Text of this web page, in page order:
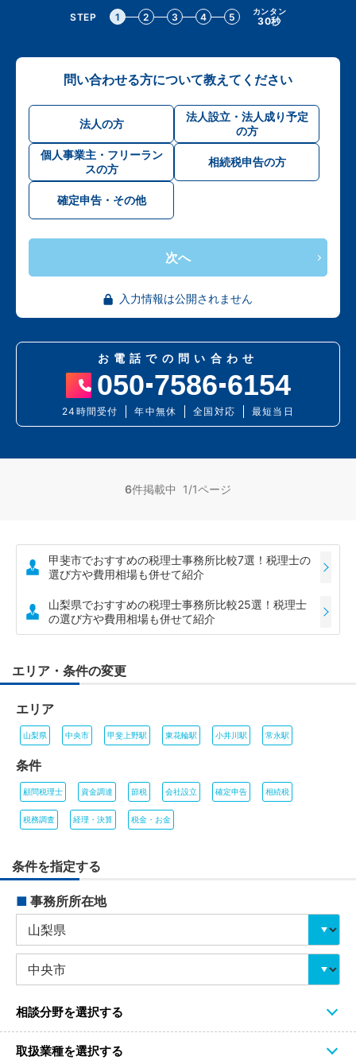
STEP 1 2 3 4 5 カンタン
30秒
問い合わせる方について教えてください
法人の方
法人設立・法人成り予定
の方
個人事業主・フリーラン
スの方
相続税申告の方
確定申告・その他
次へ
入力情報は公開されません
お電話での問い合わせ
050 7586 6154
24時間受付 年中無休 全国対応 最短当日
6件掲載中 1/1ページ
甲斐市でおすすめの税理士事務所比較7選！税理士の
選び方や費用相場も併せて紹介
山梨県でおすすめの税理士事務所比較25選！税理士
の選び方や費用相場も併せて紹介
エリア・条件の変更
エリア
山梨県 中央市 甲斐上野駅 東花輪駅 小井川駅 常永駅
条件
顧問税理士 資金調達 節税 会社設立 確定申告 相続税
税務調査 経理・決算 税金・お金
条件を指定する
■ 事務所所在地
相談分野を選択する
取扱業種を選択する